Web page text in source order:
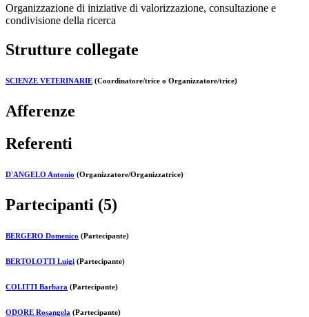
Organizzazione di iniziative di valorizzazione, consultazione e
condivisione della ricerca
Strutture collegate
SCIENZE VETERINARIE (Coordinatore/trice o Organizzatore/trice)
Afferenze
Referenti
D'ANGELO Antonio (Organizzatore/Organizzatrice)
Partecipanti (5)
BERGERO Domenico (Partecipante)
BERTOLOTTI Luigi (Partecipante)
COLITTI Barbara (Partecipante)
ODORE Rosangela (Partecipante)